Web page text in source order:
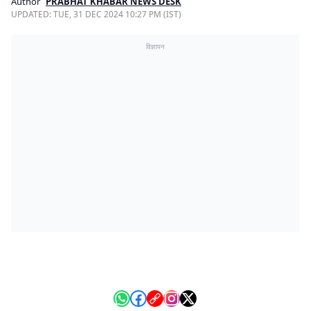
UPDATED:TUE, 31 DEC 2024 10:27 PM (IST)
विज्ञापन